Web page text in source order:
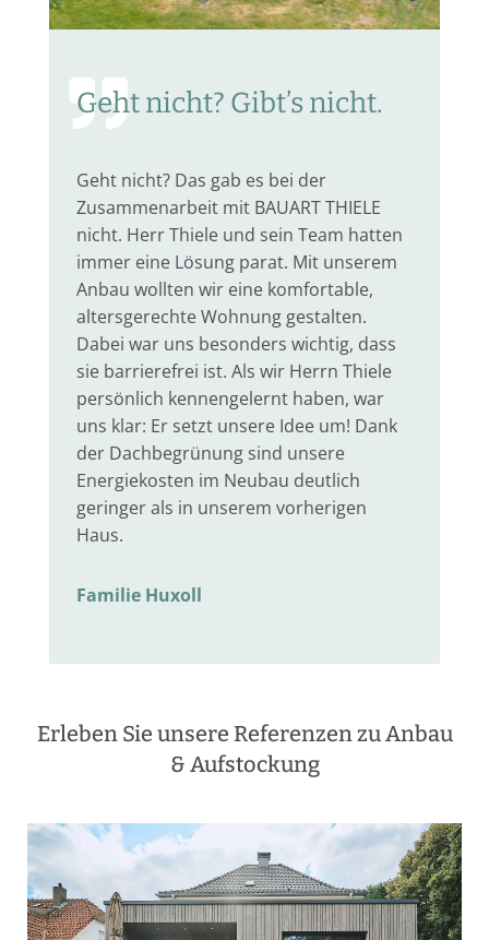
Geht nicht? Gibt’s nicht.

Geht nicht? Das gab es bei der
Zusammenarbeit mit BAUART THIELE
nicht. Herr Thiele und sein Team hatten
immer eine Lösung parat. Mit unserem
Anbau wollten wir eine komfortable,
altersgerechte Wohnung gestalten.
Dabei war uns besonders wichtig, dass
sie barrierefrei ist. Als wir Herrn Thiele
persönlich kennengelernt haben, war
uns klar: Er setzt unsere Idee um! Dank
der Dachbegrünung sind unsere
Energiekosten im Neubau deutlich
geringer als in unserem vorherigen
Haus.
Familie Huxoll
Erleben Sie unsere Referenzen zu Anbau
& Aufstockung